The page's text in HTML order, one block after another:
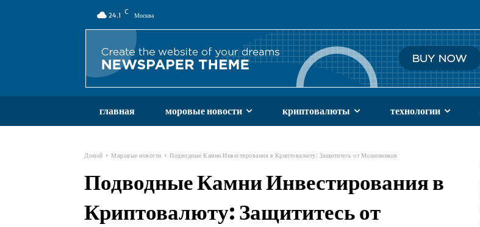
24.1 C Москва
главная моровые новости криптовалюты технологии
Домой Мировые новости Подводные Камни Инвестирования в Криптовалюту: Защититесь от Мошенников
Подводные Камни Инвестирования в
Криптовалюту: Защититесь от